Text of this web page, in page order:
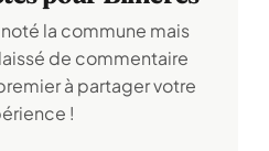
la commune mais
de commentaire
à partager votre
!